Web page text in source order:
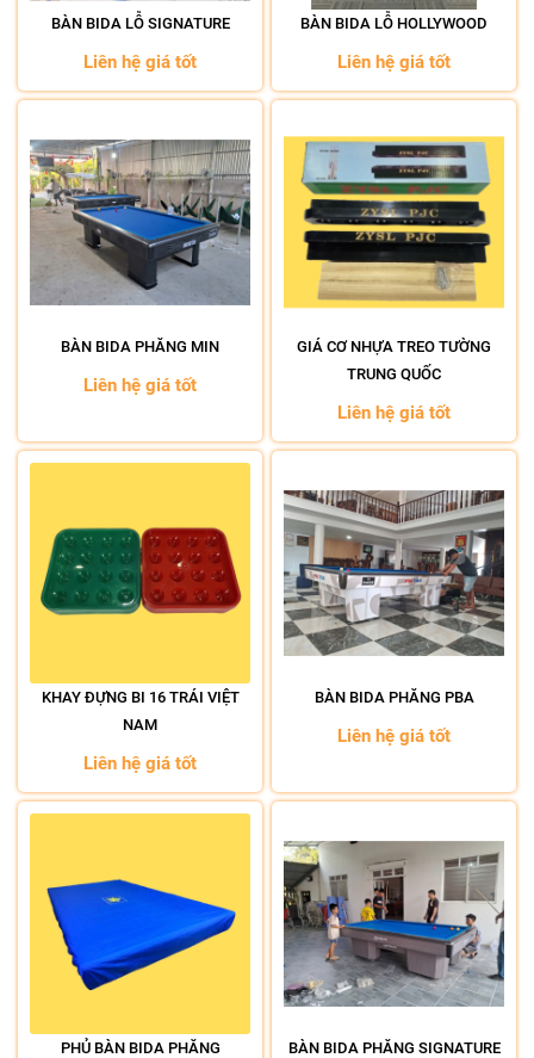
BÀN BIDA LỖ SIGNATURE
Liên hệ giá tốt
BÀN BIDA LỖ HOLLYWOOD
Liên hệ giá tốt
BÀN BIDA PHĂNG MIN
Liên hệ giá tốt
GIÁ CƠ NHỰA TREO TƯỜNG
TRUNG QUỐC
Liên hệ giá tốt
KHAY ĐỰNG BI 16 TRÁI VIỆT
NAM
Liên hệ giá tốt
BÀN BIDA PHĂNG PBA
Liên hệ giá tốt
PHỦ BÀN BIDA PHĂNG BÀN BIDA PHĂNG SIGNATURE